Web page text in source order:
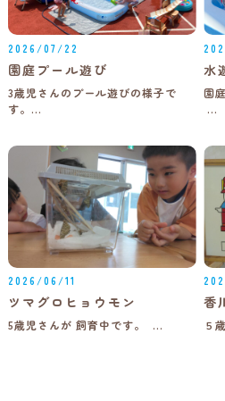
2026/07/22
園庭プール遊び
3歳児さんのプール遊びの様子で
す。…
水
園
…
2026/06/11
ツマグロヒョウモン
5歳児さんが 飼育中です。 …
香
５